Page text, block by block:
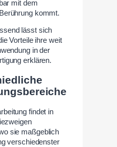
mit dem
kommt.
lässt sich
Vorteile ihre weit
in der
erklären.
findet in
sie maßgeblich
verschiedenster